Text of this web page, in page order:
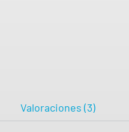
Valoraciones (3)